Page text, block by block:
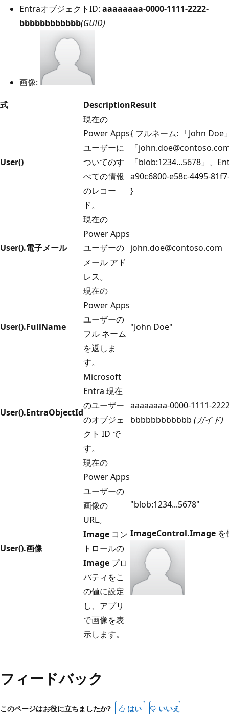
EntraオブジェクトID: aaaaaaaa-0000-1111-2222-
bbbbbbbbbbbb(GUID)
画像:
式
DescriptionResult
User()
現在の
Power Apps
ユーザーに
ついてのす
べての情報
のレコー
ド。
{ フルネーム: 「John Doe
「
「blob:1234...5678」、
}
User().電子メール
現在の
Power Apps
ユーザーの
メール アド
レス。
john.doe@contoso.com
User().FullName
現在の
Power Apps
ユーザーの
フル ネーム
を返しま
す。
"John Doe"
User().EntraObjectId
Microsoft
Entra 現在
のユーザー
のオブジェ
クト ID で
す。
aaaaaaaa-0000-1111-
bbbbbbbbbbbb (ガイド)
User().画像
現在の
Power Apps
ユーザーの
画像の
URL。
Image コン
トロールの
Image プロ
パティをこ
の値に設定
し、アプリ
で画像を表
示します。
"blob:1234...5678"
ImageControl.Image を
み
取
モ
フィードバック
このページはお役に立ちましたか? はい いいえ